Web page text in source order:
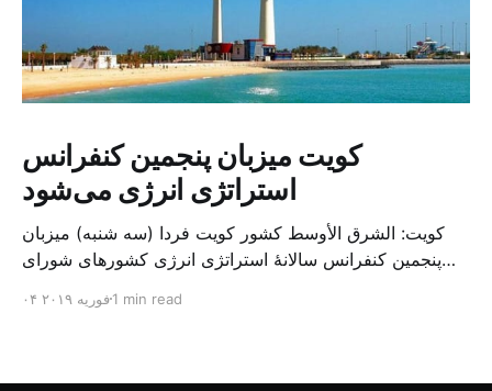
کویت میزبان پنجمین کنفرانس
استراتژی انرژی می‌شود
کویت: الشرق الأوسط کشور کویت فردا (سه شنبه) میزبان
پنجمین کنفرانس سالانهٔ استراتژی انرژی کشورهای شورای
متخصص از شرکت‌های جهانی نفت و گاز در این کنفرانس
۰۴ فوریه ۲۰۱۹1 min read